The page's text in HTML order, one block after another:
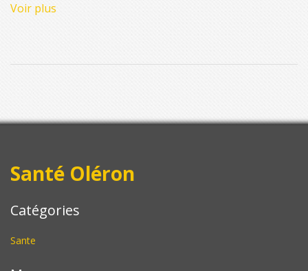
Voir plus
Santé Oléron
Catégories
Sante